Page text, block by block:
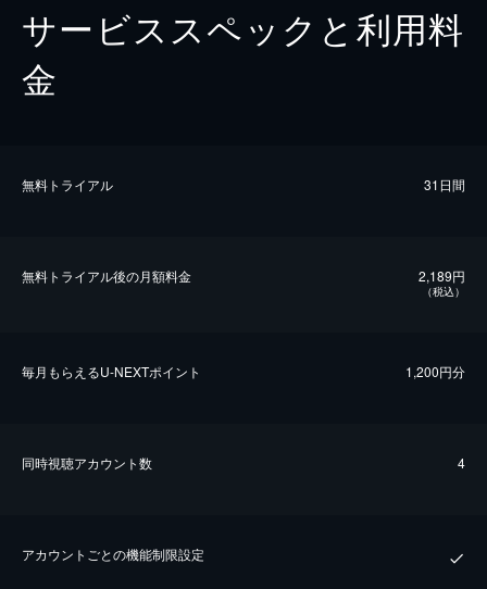
サービススペックと利用料
金
無料トライアル 31日間
無料トライアル後の⽉額料金 2,189円
（税込）
毎⽉もらえるU-NEXTポイント 1,200円分
同時視聴アカウント数 4
アカウントごとの機能制限設定